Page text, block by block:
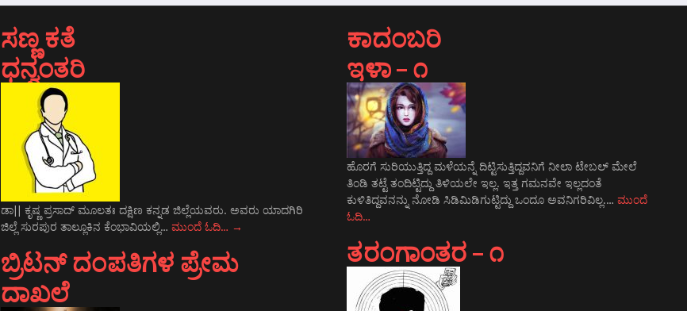
ಸಣ್ಣ ಕತೆ
ಧನ್ವಂತರಿ
ಡಾ|| ಕೃಷ್ಣ ಪ್ರಸಾದ್ ಮೂಲತಃ ದಕ್ಷಿಣ ಕನ್ನಡ ಜಿಲ್ಲೆಯವರು. ಅವರು ಯಾದಗಿರಿ
ಜಿಲ್ಲೆ ಸುರಪುರ ತಾಲ್ಲೂಕಿನ ಕೆಂಭಾವಿಯಲ್ಲಿ… ಮುಂದೆ ಓದಿ… →
ಬ್ರಿಟನ್ ದಂಪತಿಗಳ ಪ್ರೇಮ
ದಾಖಲೆ
ಕಾದಂಬರಿ
ಇಳಾ – ೧
ಹೊರಗೆ ಸುರಿಯುತ್ತಿದ್ದ ಮಳೆಯನ್ನೆ ದಿಟ್ಟಿಸುತ್ತಿದ್ದವನಿಗೆ ನೀಲಾ ಟೇಬಲ್ ಮೇಲೆ
ತಿಂಡಿ ತಟ್ಟೆ ತಂದಿಟ್ಟಿದ್ದು ತಿಳಿಯಲೇ ಇಲ್ಲ. ಇತ್ತ ಗಮನವೇ ಇಲ್ಲದಂತೆ
ಕುಳಿತಿದ್ದವನನ್ನು ನೋಡಿ ಸಿಡಿಮಿಡಿಗುಟ್ಟಿದ್ದು ಒಂದೂ ಅವನಿಗರಿವಿಲ್ಲ.…ಮುಂದೆ
ಓದಿ…
ತರಂಗಾಂತರ – ೧